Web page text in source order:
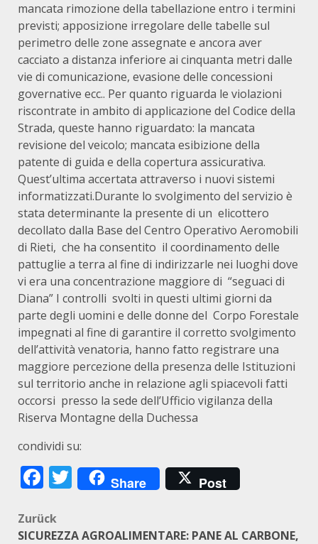
mancata rimozione della tabellazione entro i termini
previsti; apposizione irregolare delle tabelle sul
perimetro delle zone assegnate e ancora aver
cacciato a distanza inferiore ai cinquanta metri dalle
vie di comunicazione, evasione delle concessioni
governative ecc.. Per quanto riguarda le violazioni
riscontrate in ambito di applicazione del Codice della
Strada, queste hanno riguardato: la mancata
revisione del veicolo; mancata esibizione della
patente di guida e della copertura assicurativa.
Quest’ultima accertata attraverso i nuovi sistemi
informatizzati.Durante lo svolgimento del servizio è
stata determinante la presente di un elicottero
decollato dalla Base del Centro Operativo Aeromobili
di Rieti, che ha consentito il coordinamento delle
pattuglie a terra al fine di indirizzarle nei luoghi dove
vi era una concentrazione maggiore di “seguaci di
Diana” I controlli svolti in questi ultimi giorni da
parte degli uomini e delle donne del Corpo Forestale
impegnati al fine di garantire il corretto svolgimento
dell’attività venatoria, hanno fatto registrare una
maggiore percezione della presenza delle Istituzioni
sul territorio anche in relazione agli spiacevoli fatti
occorsi presso la sede dell’Ufficio vigilanza della
Riserva Montagne della Duchessa
condividi su:
Facebook
Twitter
Share Post
Beitragsnavigation
Zurück
SICUREZZA AGROALIMENTARE: PANE AL CARBONE,